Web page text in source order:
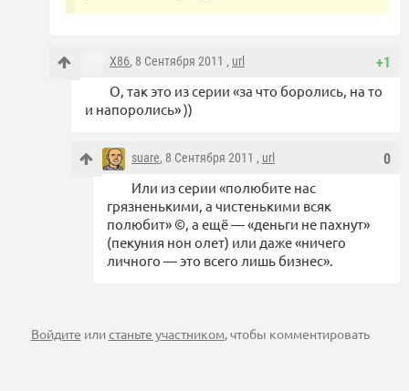
+1
X86, 8 Сентября 2011 , url
О, так это из серии «за что боролись, на то
и напоролись» ))
0
suare, 8 Сентября 2011 , url
Или из серии «полюбите нас
грязненькими, а чистенькими всяк
полюбит» ©, а ещё — «деньги не пахнут»
(пекуния нон олет) или даже «ничего
личного — это всего лишь бизнес».
Войдите илистаньте участником, чтобы комментировать